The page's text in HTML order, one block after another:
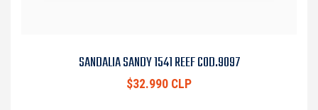
SANDALIA SANDY 1541 REEF COD.9097
$32.990 CLP